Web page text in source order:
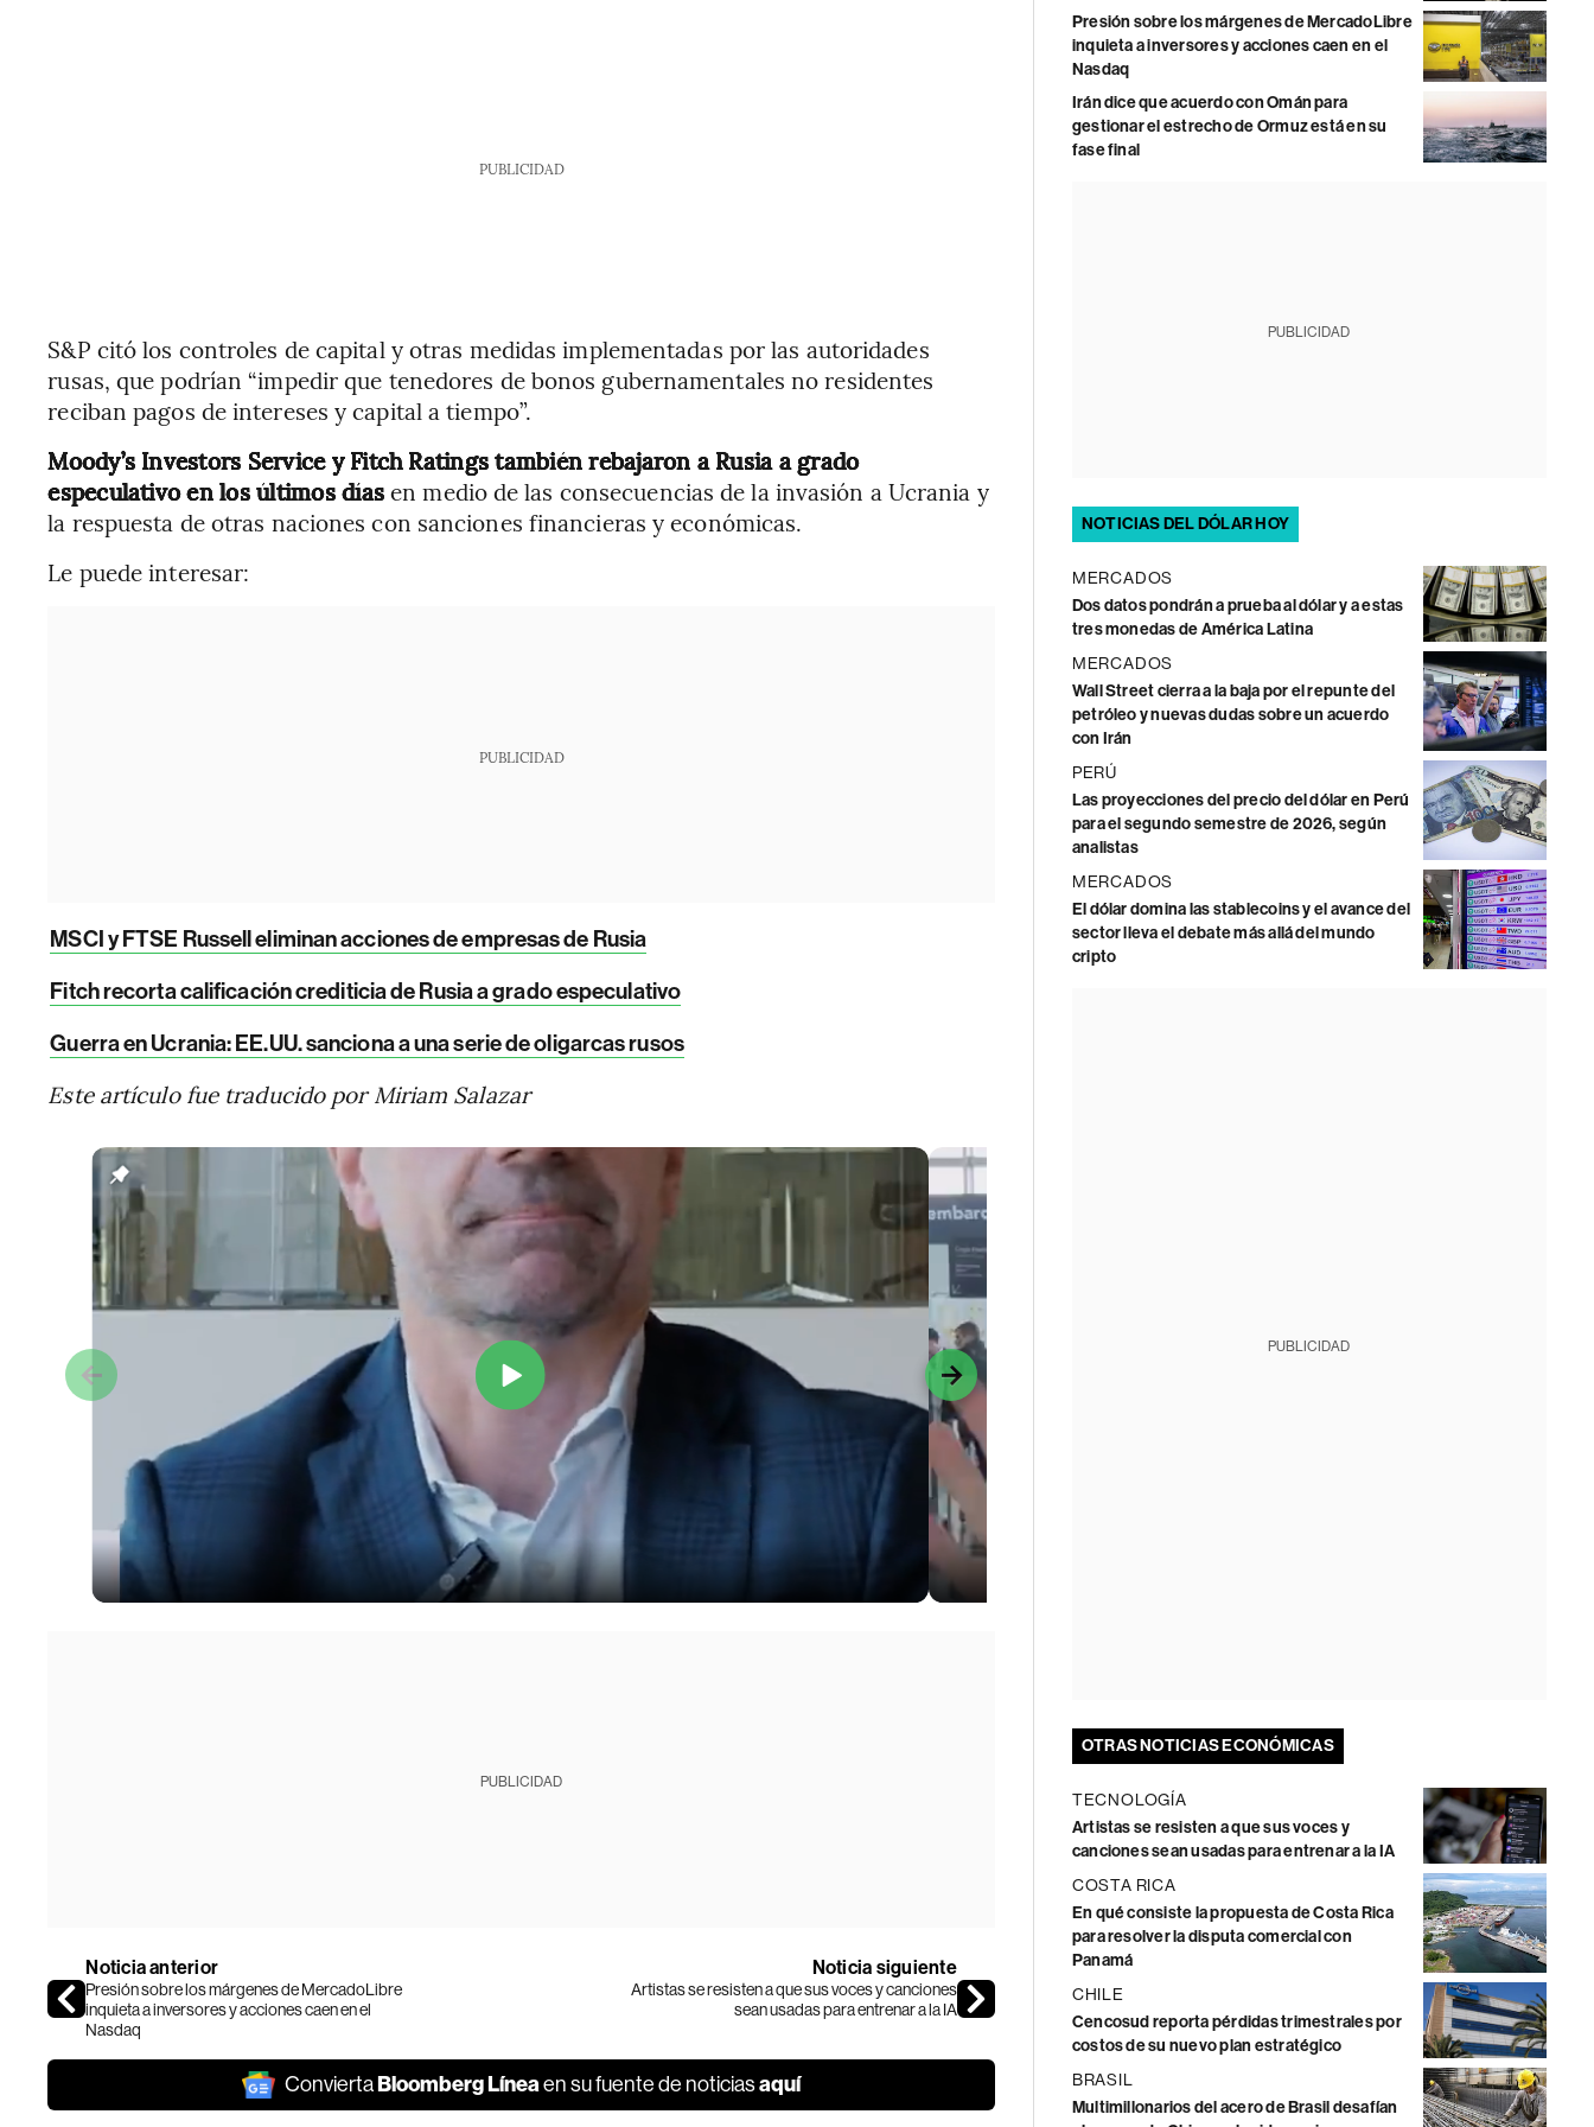
PUBLICIDAD
S&P citó los controles de capital y otras medidas implementadas por las autoridades
rusas, que podrían “impedir que tenedores de bonos gubernamentales no residentes
reciban pagos de intereses y capital a tiempo”.
Moody’s Investors Service y Fitch Ratings también rebajaron a Rusia a grado
especulativo en los últimos díasen medio de las consecuencias de la invasión a Ucrania y
la respuesta de otras naciones con sanciones financieras y económicas.
Le puede interesar:
PUBLICIDAD
MSCI y FTSE Russell eliminan acciones de empresas de Rusia
Fitch recorta calificación crediticia de Rusia a grado especulativo
Guerra en Ucrania: EE.UU. sanciona a una serie de oligarcas rusos
Este artículo fue traducido por Miriam Salazar
PUBLICIDAD
Noticia anterior
Presión sobre los márgenes de MercadoLibre
inquieta a inversores y acciones caen en el
Nasdaq
Noticia siguiente
Artistas se resisten a que sus voces y canciones
sean usadas para entrenar a la IA
ConviertaBloomberg Líneaen su fuente de noticiasaquí
Presión sobre los márgenes de MercadoLibre
inquieta a inversores y acciones caen en el
Nasdaq
Irán dice que acuerdo con Omán para
gestionar el estrecho de Ormuz está en su
fase final
PUBLICIDAD
NOTICIAS DEL DÓLAR HOY
MERCADOS
Dos datos pondrán a prueba al dólar y a estas
tres monedas de América Latina
MERCADOS
Wall Street cierra a la baja por el repunte del
petróleo y nuevas dudas sobre un acuerdo
con Irán
PERÚ
Las proyecciones del precio del dólar en Perú
para el segundo semestre de 2026, según
analistas
MERCADOS
El dólar domina las stablecoins y el avance del
sector lleva el debate más allá del mundo
cripto
PUBLICIDAD
OTRAS NOTICIAS ECONÓMICAS
TECNOLOGÍA
Artistas se resisten a que sus voces y
canciones sean usadas para entrenar a la IA
COSTA RICA
En qué consiste la propuesta de Costa Rica
para resolver la disputa comercial con
Panamá
CHILE
Cencosud reporta pérdidas trimestrales por
costos de su nuevo plan estratégico
BRASIL
Multimillonarios del acero de Brasil desafían